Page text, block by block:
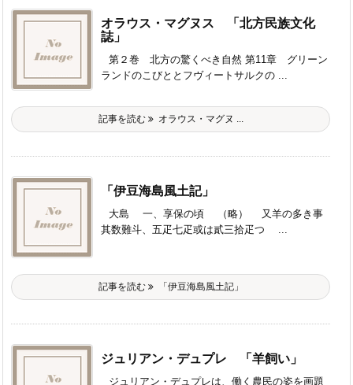
オラウス・マグヌス 「北方民族文化
誌」
第２巻 北方の驚くべき自然 第11章 グリーン
ランドのこびととフヴィートサルクの ...
記事を読む オラウス・マグヌ ...
「伊豆海島風土記」
大島 一、享保の頃 （略） 又羊の多き事
其数難斗、五疋七疋或は貳三拾疋つゝ ...
記事を読む 「伊豆海島風土記」
ジュリアン・デュプレ 「羊飼い」
ジュリアン・デュプレは、働く農民の姿を画題